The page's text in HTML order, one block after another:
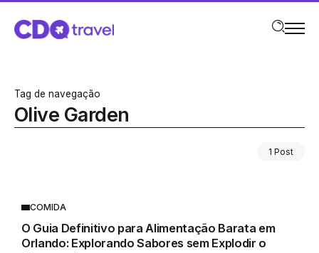
Tag de navegação
Olive Garden
1 Post
COMIDA
O Guia Definitivo para Alimentação Barata em
Orlando: Explorando Sabores sem Explodir o